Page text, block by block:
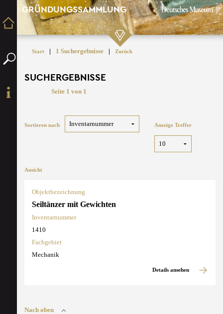
GRÜNDUNGSSAMMLUNG
Start | 1 Suchergebnisse | Zurück
SUCHERGEBNISSE
Seite 1 von 1
Sortieren nach Anzeige Treffer
Ansicht
Objektbezeichnung
Seiltänzer mit Gewichten
Inventarnummer
1410
Fachgebiet
Mechanik
Details ansehen
Nach oben